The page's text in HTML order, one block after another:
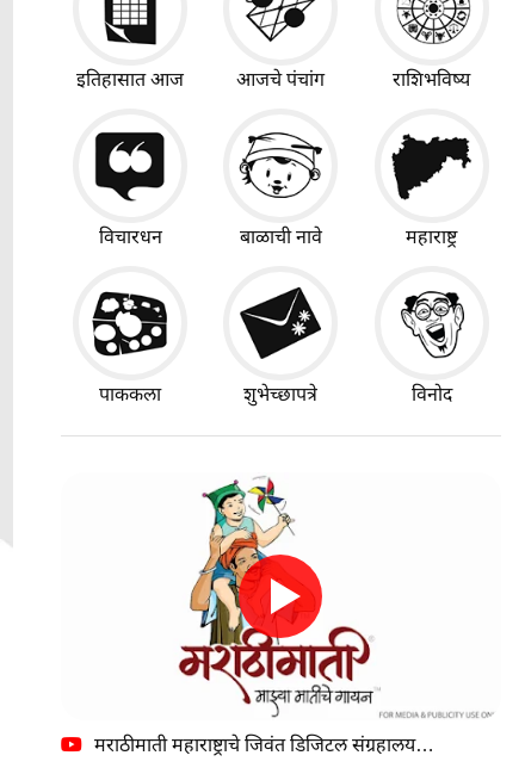
इतिहासात आज आजचे पंचांग राशिभविष्य
विचारधन बाळाची नावे महाराष्ट्र
पाककला शुभेच्छापत्रे विनोद
मराठीमाती महाराष्ट्राचे जिवंत डिजिटल संग्रहालय…